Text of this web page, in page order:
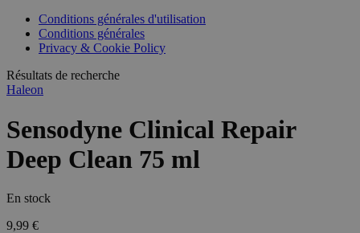
Conditions générales d'utilisation
Conditions générales
Privacy & Cookie Policy
Résultats de recherche
Haleon
Sensodyne Clinical Repair
Deep Clean 75 ml
En stock
9,99 €